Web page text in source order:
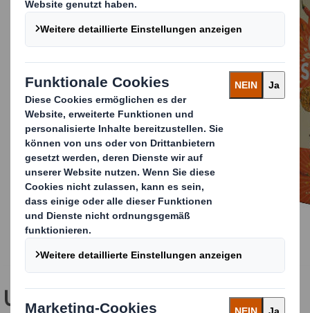
Unser Ansatz